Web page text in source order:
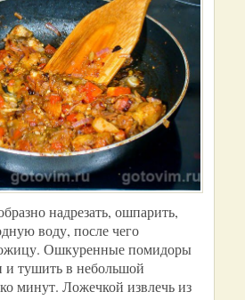
надрезать, ошпарить,
воду, после чего
Ошкуренные помидоры
и тушить в небольшой
минут. Ложечкой извлечь из